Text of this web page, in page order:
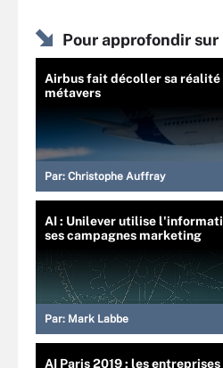
Pour approfondir sur
Airbus fait décoller sa réalité
métavers
Par: Christophe Auffray
AI : Unilever utilise
ses campagnes marketing
Par: Mark Labbe
AI Paris 2019 : les